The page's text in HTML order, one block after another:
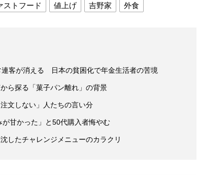
ストフード 値上げ 吉野家 外食
客が消える 日本の貧困化で年金生活者の苦境
ら探る「菓子パン離れ」の背景
文しない」人たちの言い分
甘かった」と50代購入者悔やむ
したチャレンジメニューのカラクリ